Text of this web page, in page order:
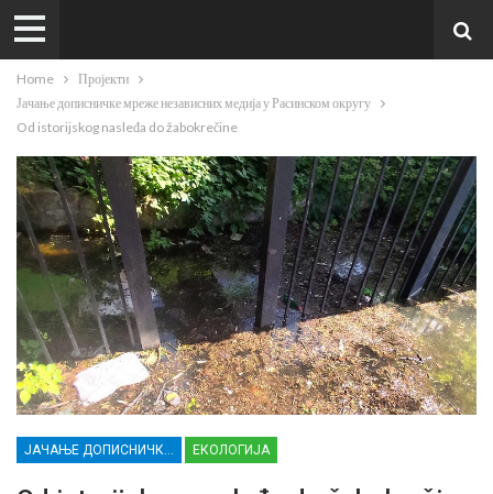
Home
Пројекти
Јачање дописничке мреже независних медија у Расинском округу
Od istorijskog nasleđa do žabokrečine
ЕКОЛОГИЈА